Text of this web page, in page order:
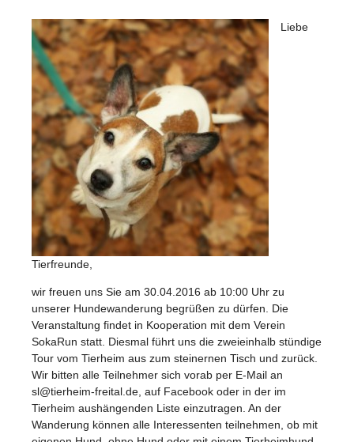
Liebe
Tierfreunde,
wir freuen uns Sie am 30.04.2016 ab 10:00 Uhr zu
unserer Hundewanderung begrüßen zu dürfen. Die
Veranstaltung findet in Kooperation mit dem Verein
SokaRun statt. Diesmal führt uns die zweieinhalb stündige
Tour vom Tierheim aus zum steinernen Tisch und zurück.
Wir bitten alle Teilnehmer sich vorab per E-Mail an
sl@tierheim-freital.de, auf Facebook oder in der im
Tierheim aushängenden Liste einzutragen. An der
Wanderung können alle Interessenten teilnehmen, ob mit